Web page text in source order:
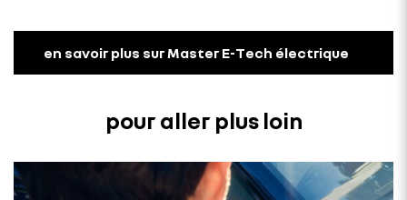
en savoir plus sur Master E-Tech électrique
pour aller plus loin